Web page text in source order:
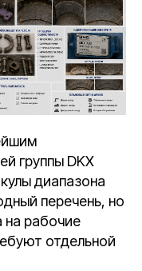
группы DKX
диапазона
перечень, но
на рабочие
отдельной